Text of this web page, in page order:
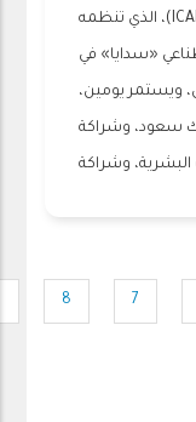
البيانات والذكاء الاصطناعي (ICAN 2026)، الذي تنظمه
«سدايا» في
ويستمر يومين،
سعود، وشراكة
البشرية، وشراكة
Page7
Page
8